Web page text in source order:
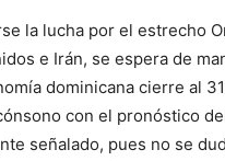
la lucha por el estrecho
e Irán, se espera de
dominicana cierre al
con el pronóstico
señalado, pues no se